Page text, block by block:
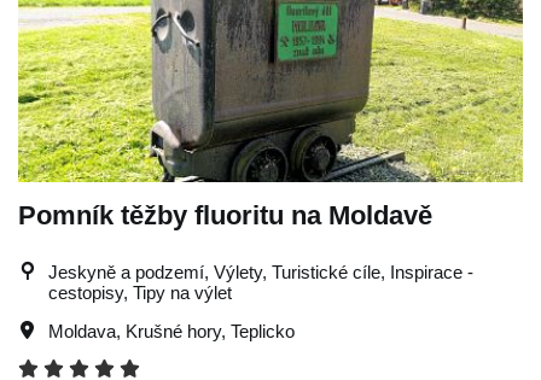
Pomník těžby fluoritu na Moldavě
Jeskyně a podzemí, Výlety, Turistické cíle, Inspirace -
cestopisy, Tipy na výlet
Moldava, Krušné hory, Teplicko